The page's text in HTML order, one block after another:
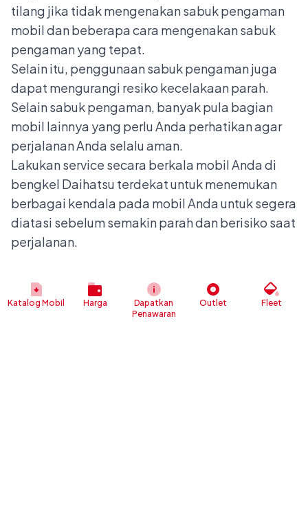
tilang jika tidak mengenakan sabuk pengaman
mobil dan beberapacara mengenakan sabuk
pengamanyang tepat.
Selain itu, penggunaan sabuk pengaman juga
dapat mengurangi resiko kecelakaan parah.
Selain sabuk pengaman, banyak pula bagian
mobil lainnya yang perlu Anda perhatikan agar
perjalanan Anda selalu aman.
Lakukan service secara berkala mobil Anda di
bengkel Daihatsu terdekat untuk menemukan
berbagai kendala pada mobil Anda untuk segera
diatasi sebelum semakin parah dan berisiko saat
perjalanan.
Katalog Mobil Harga
Dapatkan
Penawaran
Outlet Fleet